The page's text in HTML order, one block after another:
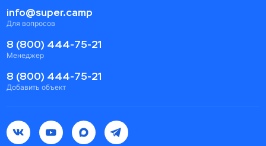
info@super.camp
Для вопросов
8 (800) 444-75-21
Менеджер
8 (800) 444-75-21
Добавить объект